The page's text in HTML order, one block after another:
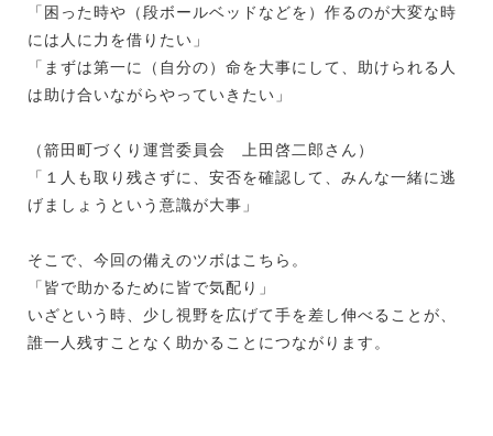
「困った時や（段ボールベッドなどを）作るのが大変な時
には人に力を借りたい」
「まずは第一に（自分の）命を大事にして、助けられる人
は助け合いながらやっていきたい」
（箭田町づくり運営委員会 上田啓二郎さん）
「１人も取り残さずに、安否を確認して、みんな一緒に逃
げましょうという意識が大事」
そこで、今回の備えのツボはこちら。
「皆で助かるために皆で気配り」
いざという時、少し視野を広げて手を差し伸べることが、
誰一人残すことなく助かることにつながります。